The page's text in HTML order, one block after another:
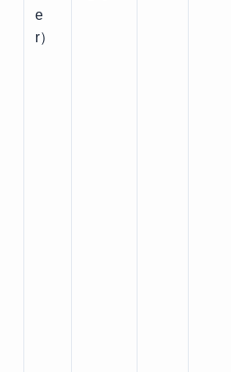
e
r）